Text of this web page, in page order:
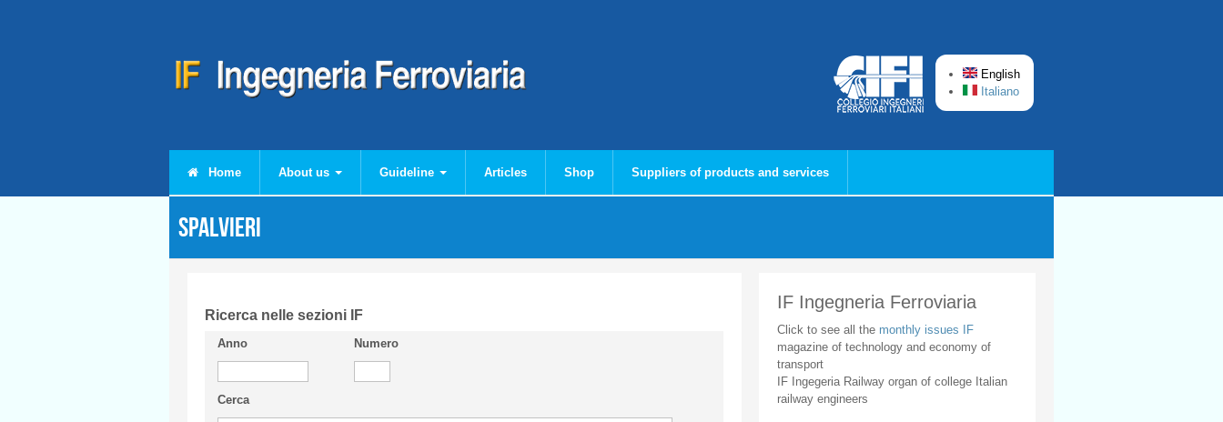
English
Italiano
Home About us Guideline Articles Shop Suppliers of products and services
SPALVIERI
Ricerca nelle sezioni IF
Anno Numero
Cerca
IF Ingegneria Ferroviaria
Click to see all the monthly issues IF
magazine of technology and economy of
transport
IF Ingegeria Railway organ of college Italian
railway engineers